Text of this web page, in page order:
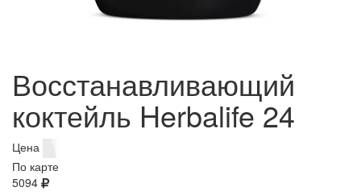
Восстанавливающий
коктейль Herbalife 24
Цена
По карте
5094